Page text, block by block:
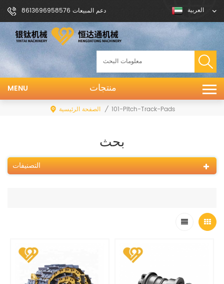
دعم المبيعات 8613696958576 العربية
منتجات MENU
الصفحة الرئيسية / 101-Pitch-Track-Pads
بحث
التصنيفات